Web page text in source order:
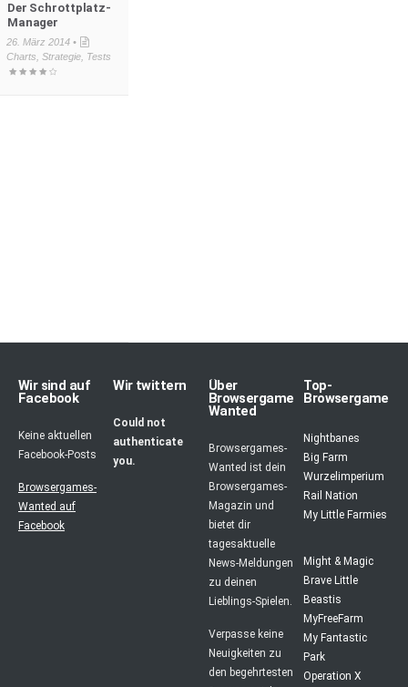
Der Schrottplatz-
Manager
26. März 2014 •
Charts Strategie, Tests
Wir sind auf
Facebook
Keine aktuellen
Facebook-Posts
Browsergames-
Wanted auf
Facebook
Wir twittern
Could not
authenticate
you.
Über
Browsergames-
Wanted
Browsergames-
Wanted ist dein
Browsergames-
Magazin und
bietet dir
tagesaktuelle
News-Meldungen
zu deinen
Lieblings-Spielen.
Verpasse keine
Neuigkeiten zu
den begehrtesten
Top-
Browsergames
Nightbanes
Big Farm
Wurzelimperium
Rail Nation
My Little Farmies
Might & Magic
Brave Little
Beastis
MyFreeFarm
My Fantastic
Park
Operation X